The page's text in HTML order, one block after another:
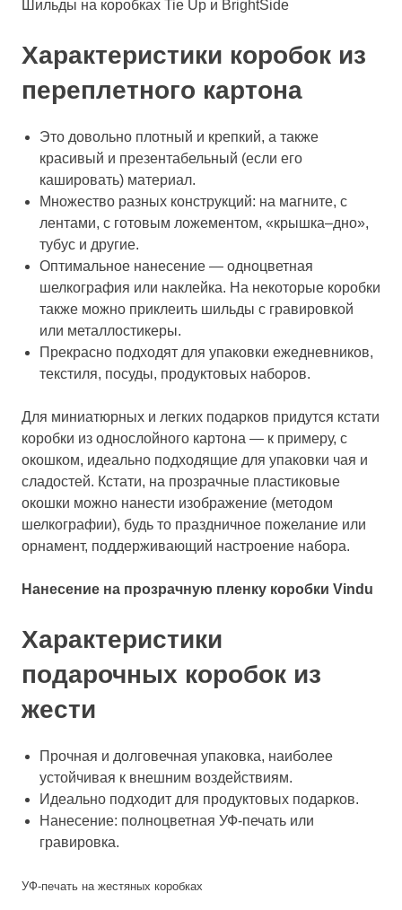
Шильды на коробках Tie Up и BrightSide
Характеристики коробок из
переплетного картона
Это довольно плотный и крепкий, а также
красивый и презентабельный (если его
кашировать) материал.
Множество разных конструкций: на магните, с
лентами, с готовым ложементом, «крышка–дно»,
тубус и другие.
Оптимальное нанесение — одноцветная
шелкография или наклейка. На некоторые коробки
также можно приклеить шильды с гравировкой
или металлостикеры.
Прекрасно подходят для упаковки ежедневников,
текстиля, посуды, продуктовых наборов.
Для миниатюрных и легких подарков придутся кстати
коробки из однослойного картона — к примеру, с
окошком, идеально подходящие для упаковки чая и
сладостей. Кстати, на прозрачные пластиковые
окошки можно нанести изображение (методом
шелкографии), будь то праздничное пожелание или
орнамент, поддерживающий настроение набора.
Нанесение на прозрачную пленку коробки Vindu
Характеристики
подарочных коробок из
жести
Прочная и долговечная упаковка, наиболее
устойчивая к внешним воздействиям.
Идеально подходит для продуктовых подарков.
Нанесение: полноцветная УФ-печать или
гравировка.
УФ-печать на жестяных коробках